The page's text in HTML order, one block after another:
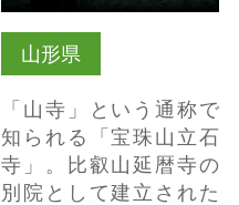
山形県
「山寺」という通称で
知られる「宝珠山立石
寺」。比叡山延暦寺の
別院として建立された